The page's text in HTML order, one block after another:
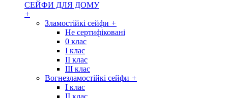
СЕЙФИ ДЛЯ ДОМУ
+
Зламостійкі сейфи +
Не сертифіковані
0 клас
I клас
II клас
III клас
Вогнезламостійкі сейфи +
I клас
II клас